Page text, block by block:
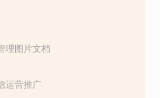
理图片文档
运营推广